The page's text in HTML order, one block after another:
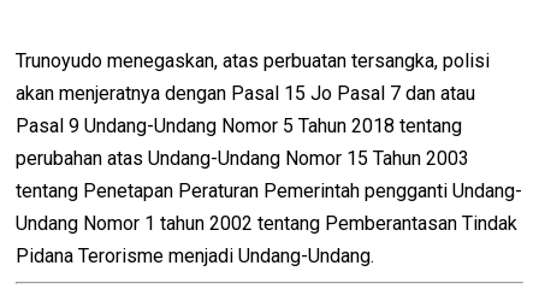
Trunoyudo menegaskan, atas perbuatan tersangka, polisi
akan menjeratnya dengan Pasal 15 Jo Pasal 7 dan atau
Pasal 9 Undang-Undang Nomor 5 Tahun 2018 tentang
perubahan atas Undang-Undang Nomor 15 Tahun 2003
tentang Penetapan Peraturan Pemerintah pengganti Undang-
Undang Nomor 1 tahun 2002 tentang Pemberantasan Tindak
Pidana Terorisme menjadi Undang-Undang.